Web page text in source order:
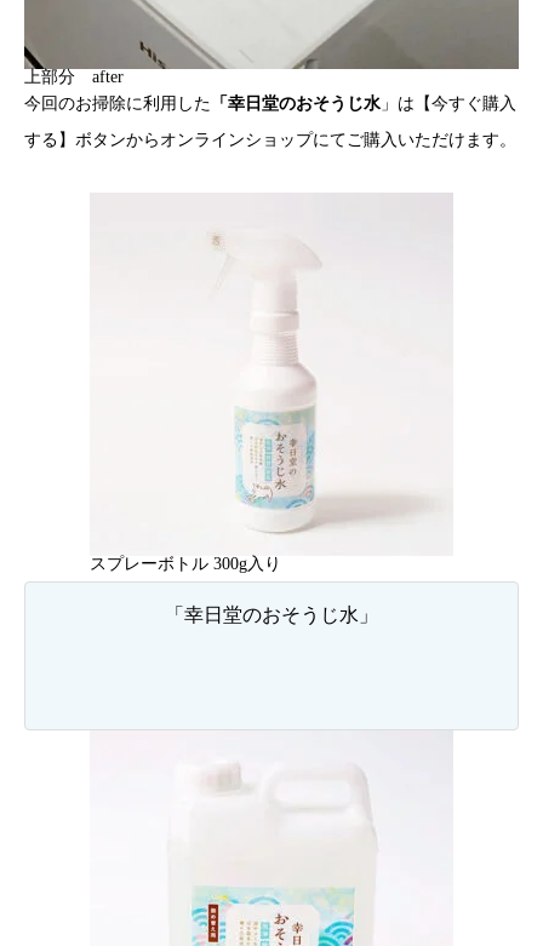
上部分 after
今回のお掃除に利用した 「 幸日堂のおそうじ水」は【今すぐ購入
する】ボタンからオンラインショップにてご購入いただけます。
スプレーボトル 300g入り
「幸日堂のおそうじ水」